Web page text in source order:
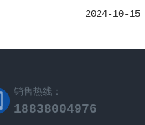
2024-10-15
销售热线：
18838004976